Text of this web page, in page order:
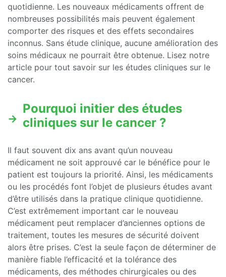
quotidienne. Les nouveaux médicaments offrent de
nombreuses possibilités mais peuvent également
comporter des risques et des effets secondaires
inconnus. Sans étude clinique, aucune amélioration des
soins médicaux ne pourrait être obtenue. Lisez notre
article pour tout savoir sur les études cliniques sur le
cancer.
Pourquoi initier des études
cliniques sur le cancer ?
Il faut souvent dix ans avant qu’un nouveau
médicament ne soit approuvé car le bénéfice pour le
patient est toujours la priorité. Ainsi, les médicaments
ou les procédés font l’objet de plusieurs études avant
d’être utilisés dans la pratique clinique quotidienne.
C’est extrêmement important car le nouveau
médicament peut remplacer d’anciennes options de
traitement, toutes les mesures de sécurité doivent
alors être prises. C’est la seule façon de déterminer de
manière fiable l’efficacité et la tolérance des
médicaments, des méthodes chirurgicales ou des